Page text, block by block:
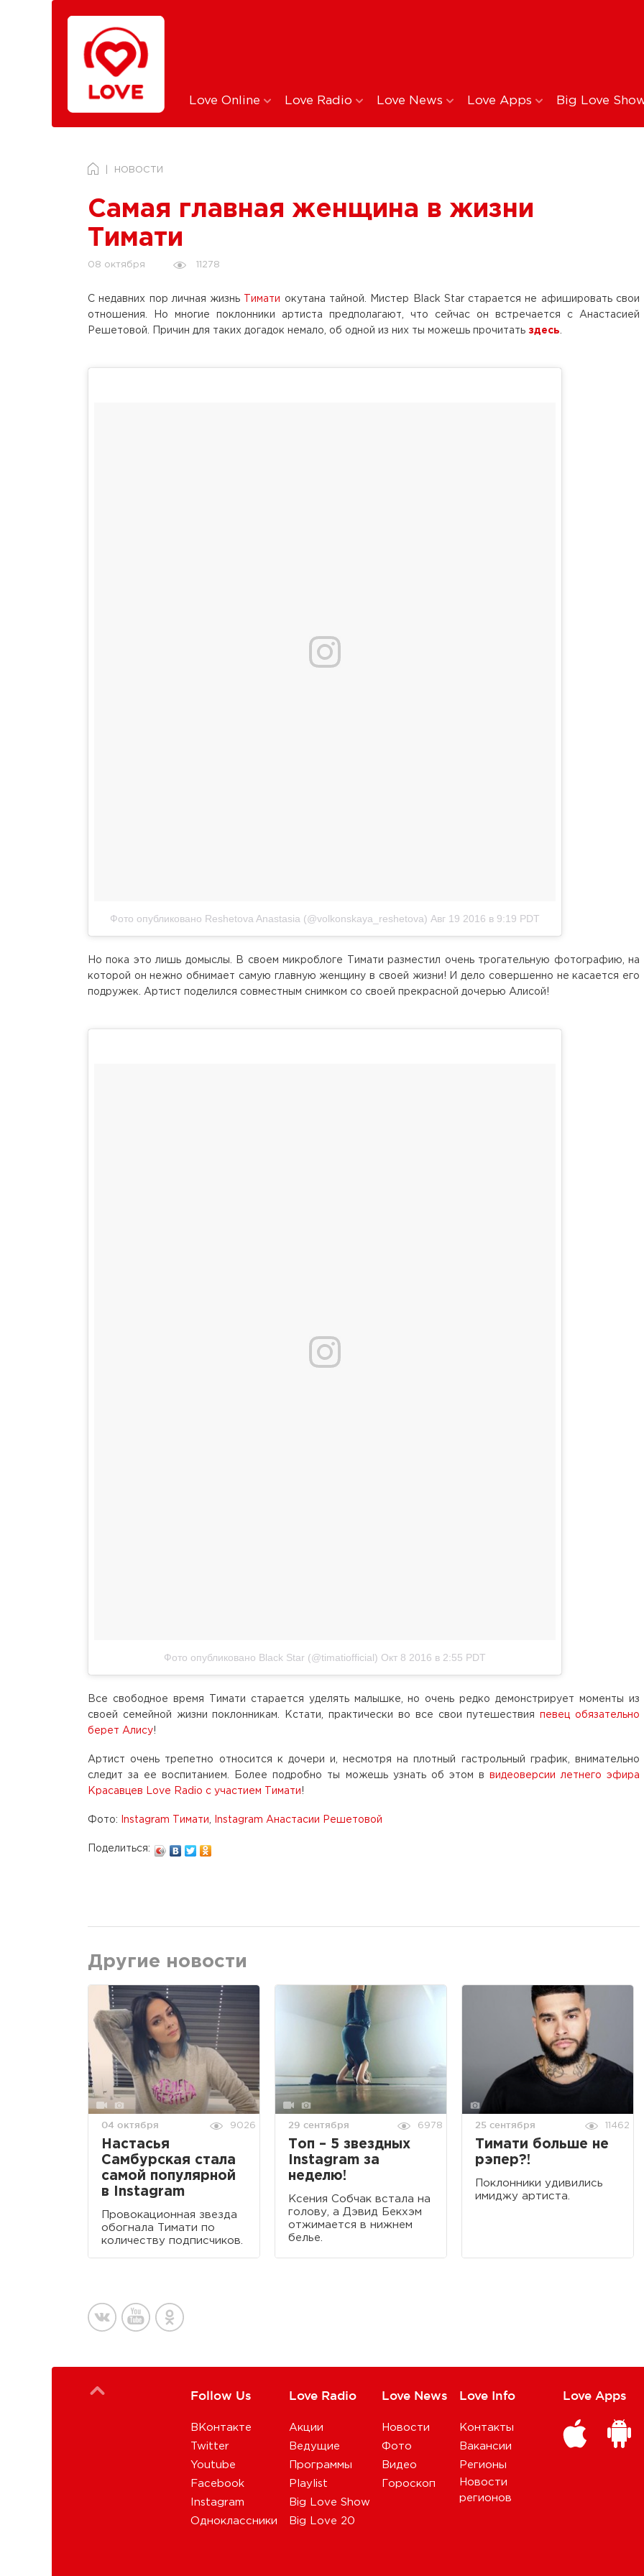
Love Online Love Radio Love News Love Apps Big Love
НОВОСТИ
Самая главная женщина в жизни
Тимати
08 октября 11278
С недавних пор личная жизнь Тимати
окутана тайной. Мистер Black Star старается не афишировать свои
отношения. Но многие поклонники артиста предполагают, что сейчас он встречается с Анастасией
Решетовой. Причин для таких догадок немало, об одной из них ты можешь прочитать здесь
Фото опубликовано Reshetova Anastasia (@volkonskaya_reshetova) Авг 19 2016 в 9:19 PDT
Но пока это лишь домыслы. В своем микроблоге Тимати разместил очень трогательную фотографию, на
которой он нежно обнимает самую главную женщину в своей жизни! И дело совершенно не касается его
подружек. Артист поделился совместным снимком со своей прекрасной дочерью Алисой!
Фото опубликовано Black Star (@timatiofficial) Окт 8 2016 в 2:55 PDT
Все свободное время Тимати старается уделять малышке, но очень редко демонстрирует моменты из
своей семейной жизни поклонникам. Кстати, практически во все свои путешествия
певец обязательно
берет Алису!
Артист очень трепетно относится к дочери и, несмотря на плотный гастрольный график, внимательно
следит за ее воспитанием. Более подробно ты можешь узнать об этом в
видеоверсии летнего эфира
Красавцев Love Radio с участием Тимати !
Фото: Instagram Тимати Instagram Анастасии Решетовой
Поделиться:
Другие новости
04 октября 9026
Настасья
Самбурская стала
самой популярной
в Instagram
Провокационная звезда
обогнала Тимати по
количеству подписчиков.
29 сентября 6978
Топ – 5 звездных
Instagram за
неделю!
Ксения Собчак встала на
голову, а Дэвид Бекхэм
отжимается в нижнем
белье.
25 сентября 11462
Тимати больше не
рэпер?!
Поклонники удивились
имиджу артиста.
Follow Us
ВКонтакте
Twitter
Youtube
Facebook
Instagram
Одноклассники
Love Radio
Акции
Ведущие
Программы
Playlist
Big Love Show
Big Love 20
Love News
Новости
Фото
Видео
Гороскоп
Love Info
Контакты
Вакансии
Регионы
Новости
регионов
Love Apps